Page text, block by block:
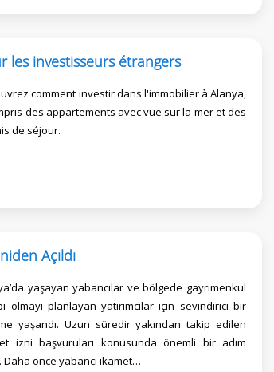
investisseurs étrangers
comment investir dans l'immobilier à Alanya,
des appartements avec vue sur la mer et des
de séjour.
Açıldı
yaşayan yabancılar ve bölgede gayrimenkul
olmayı planlayan yatırımcılar için sevindirici bir
yaşandı. Uzun süredir yakından takip edilen
izni başvuruları konusunda önemli bir adım
Daha önce yabancı ikamet…